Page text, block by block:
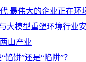
最伟大的企业正在环
大模型重塑环境行业
山产业
饼”还是“陷阱”？